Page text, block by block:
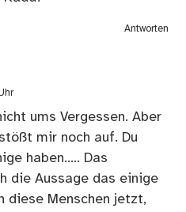
Antworten
ums Vergessen. Aber
mir noch auf. Du
haben….. Das
die Aussage das einige
diese Menschen jetzt,